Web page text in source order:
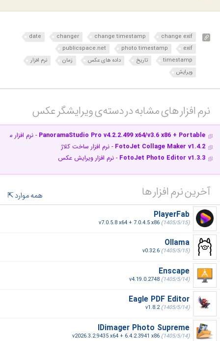
change exif
change timestamp
changer
date
exif
photo timestamp
publicspace.net
timestamp
تاریخ داده های عکس زمان
نرم افزار
ویرایش
نرم افزار های مشابه در دسته‌ی‌ ویرایشگر عکس‎
PanoramaStudio Pro v4.2.2.499 x64/v3.6 x86 + Portable - نرم افزار
FotoJet Collage Maker v1.4.2 - نرم افزار ساخت کلاژ
FotoJet Photo Editor v1.3.3 - نرم افزار ویرایش عکس
آخرین نرم افزار ها
همه موارد
PlayerFab
v7.0.5.8 x64 + 7.0.4.5 x86 (1405/5/15)
Ollama
v0.32.6 (1405/5/15)
Enscape
v4.19.0.2748 (1405/5/14)
Eagle PDF Editor
v1.8.2(1405/5/14)
IDimager Photo Supreme
v2026.3.2.9435 x64 + 6.4.2.3941 x86 (1405/5/14)